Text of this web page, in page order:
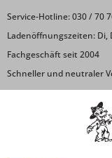
Service-Hotline: 030 / 70
Ladenöffnungszeiten: Di,
Fachgeschäft seit 2004
Schneller und neutraler